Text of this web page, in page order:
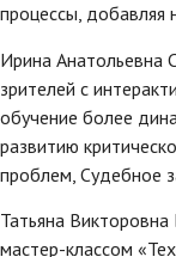
процессы, добавляя
Ирина Анатольевна
зрителей с
обучение более
развитию
проблем, Судебное
Татьяна
мастер-классом